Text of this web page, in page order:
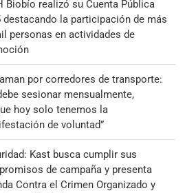
Biobío realizó su Cuenta Pública
destacando la participación de más
personas en actividades de
por corredores de transporte:
sesionar mensualmente,
hoy solo tenemos la
de voluntad”
Kast busca cumplir sus
de campaña y presenta
Contra el Crimen Organizado y